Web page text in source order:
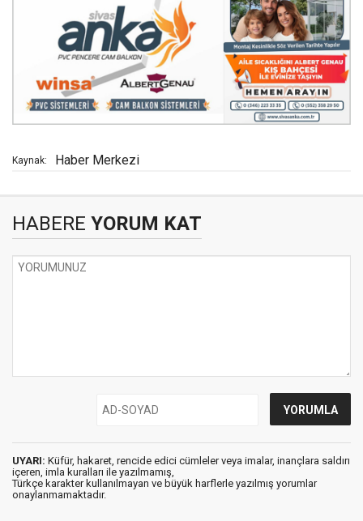
Kaynak: Haber Merkezi
HABERE YORUM KAT
UYARI: Küfür, hakaret, rencide edici cümleler veya imalar, inançlara saldırı
içeren, imla kuralları ile yazılmamış,
Türkçe karakter kullanılmayan ve büyük harflerle yazılmış yorumlar
onaylanmamaktadır.